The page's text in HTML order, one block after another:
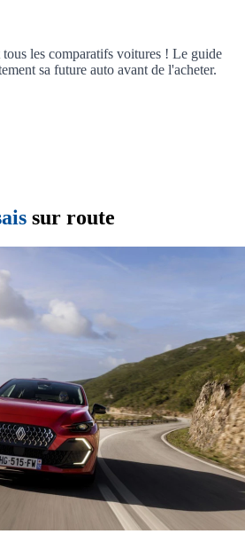
les comparatifs voitures ! Le guide
sa future auto avant de l'acheter.
sur route